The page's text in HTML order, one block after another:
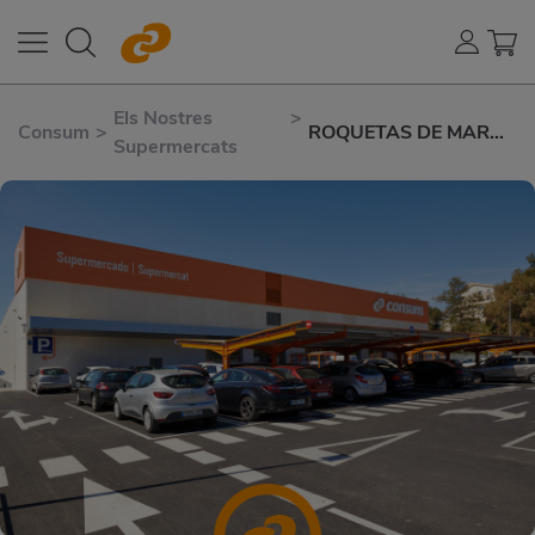
Consum >
Els Nostres
Supermercats
>
ROQUETAS DE MAR